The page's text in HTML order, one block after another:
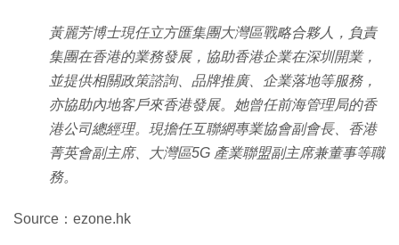
黃麗芳博士現任立方匯集團大灣區戰略合夥人，負責
集團在香港的業務發展，協助香港企業在深圳開業，
並提供相關政策諮詢、品牌推廣、企業落地等服務，
亦協助內地客戶來香港發展。她曾任前海管理局的香
港公司總經理。現擔任互聯網專業協會副會長、香港
菁英會副主席、大灣區5G 產業聯盟副主席兼董事等職
務。
Source：ezone.hk